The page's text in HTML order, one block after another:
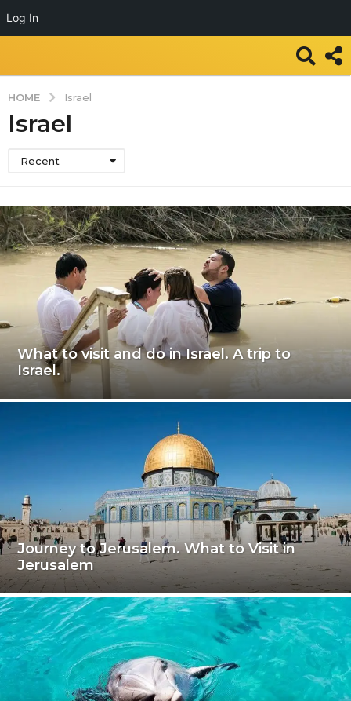
Log In
HOME Israel
Israel
Recent
What to visit and do in Israel. A trip to
Israel.
Journey to Jerusalem. What to Visit in
Jerusalem